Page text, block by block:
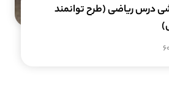
درس ریاضی (طرح توانمند